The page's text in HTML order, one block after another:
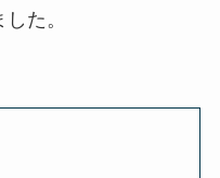
た。